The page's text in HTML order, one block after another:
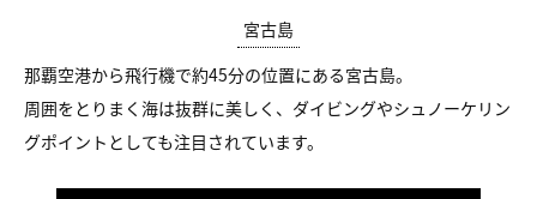
宮古島
那覇空港から飛行機で約45分の位置にある宮古島。
周囲をとりまく海は抜群に美しく、ダイビングやシュノーケリン
グポイントとしても注目されています。